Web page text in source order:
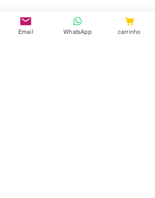
Email WhatsApp carrinho